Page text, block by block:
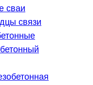
сваи
связи